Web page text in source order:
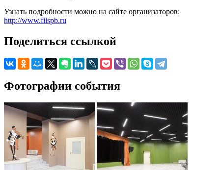
Узнать подробности можно на сайте организаторов:
http://www.filspb.ru
Поделиться ссылкой
Фотографии события